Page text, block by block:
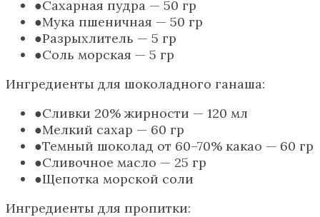
Сахарная пудра — 50 гр
Мука пшеничная — 50 гр
Разрыхлитель — 5 гр
Соль морская — 5 гр
Ингредиенты для шоколадного ганаша:
Сливки 20% жирности — 120 мл
Мелкий сахар — 60 гр
Темный шоколад от 60–70% какао — 60 гр
Сливочное масло — 25 гр
Щепотка морской соли
Ингредиенты для пропитки: